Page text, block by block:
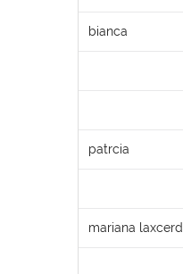
bianca
patrcia
mariana